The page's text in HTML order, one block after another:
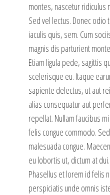
montes, nascetur ridiculus
Sed vel lectus. Donec
iaculis quis, sem. Cum
magnis dis parturient
Etiam ligula pede, sagittis
scelerisque eu. Itaque
sapiente delectus, ut aut
alias consequatur aut
repellat. Nullam faucibus
felis congue commodo.
malesuada congue.
eu lobortis ut, dictum at
Phasellus et lorem id felis
perspiciatis unde omnis